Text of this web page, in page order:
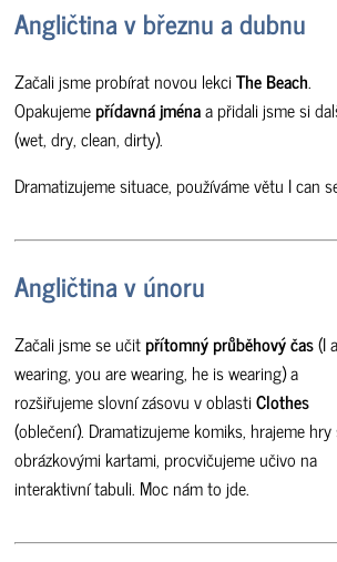
Angličtina v březnu a dubnu
Začali jsme probírat novou lekciThe Beach.
Opakujemepřídavná jménaa přidali jsme si
(wet, dry, clean, dirty).
Dramatizujeme situace, používáme větu I can
Angličtina v únoru
Začali jsme se učitpřítomný průběhový čas(I
wearing, you are wearing, he is wearing) a
rozšiřujeme slovní zásovu v oblastiClothes
(oblečení). Dramatizujeme komiks, hrajeme hry
obrázkovými kartami, procvičujeme učivo na
interaktivní tabuli. Moc nám to jde.